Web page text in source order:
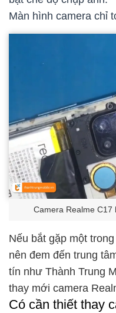
Màn hình camera chỉ
Camera Realme
Nếu bắt gặp một
nên đem đến trung
tín như Thành Trung
thay mới camera
Có cần thiết thay